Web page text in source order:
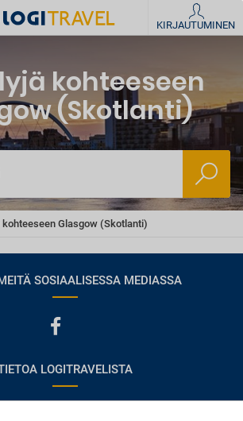
KIRJAUTUMINEN
kohteeseen
(Skotlanti)
kohteeseen Glasgow (Skotlanti)
SOSIAALISESSA MEDIASSA
LOGITRAVELISTA